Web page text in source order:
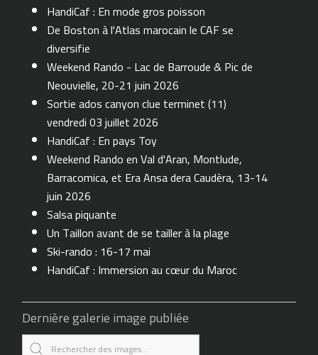
HandiCaf : En mode gros poisson
De Boston à l'Atlas marocain le CAF se
diversifie
Weekend Rando - Lac de Barroude & Pic de
Neouvielle, 20-21 juin 2026
Sortie ados canyon clue terminet (11)
vendredi 03 juillet 2026
HandiCaf : En pays Toy
Weekend Rando en Val d'Aran, Montlude,
Barracomica, et Era Ansa dera Caudèra, 13-14
juin 2026
Salsa piquante
Un Taillon avant de se tailler à la plage
Ski-rando : 16-17 mai
HandiCaf : Immersion au cœur du Maroc
Dernière galerie image publiée